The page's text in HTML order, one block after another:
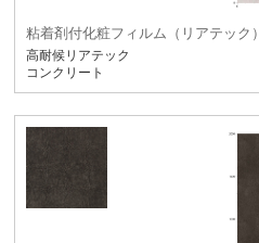
粘着剤付化粧フィルム（リアテック）
高耐候リアテック
コンクリート